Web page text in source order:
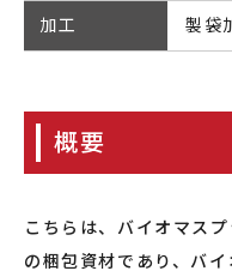
加工 製袋
概要
こちらは、バイオマス
の梱包資材であり、バ